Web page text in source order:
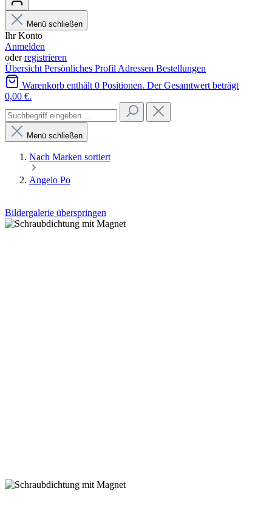
Menü schließen
Ihr Konto
Anmelden
oderregistrieren
Übersicht Persönliches Profil Adressen Bestellungen
Warenkorb enthält 0 Positionen. Der Gesamtwert beträgt
0,00 €.
Menü schließen
Nach Marken sortiert
Angelo Po
Bildergalerie überspringen